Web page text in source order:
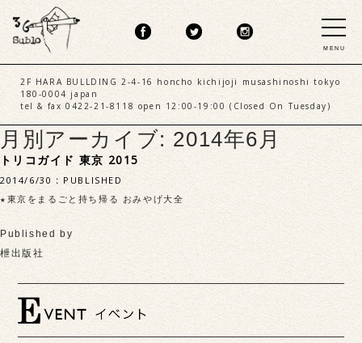
MENU
2F HARA BULLDING 2-4-16 honcho kichijoji musashinoshi tokyo
180-0004 japan
tel & fax 0422-21-8118 open 12:00-19:00 (Closed On Tuesday)
月別アーカイブ: 2014年6月
トリコガイド 東京 2015
2014/6/30 : PUBLISHED
★東京をまるごと持ち帰る おみやげ大全
Published by
枻出版社